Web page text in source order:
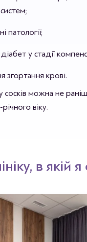
патології;
у стадії
згортання крові.
можна не
віку.
в якій